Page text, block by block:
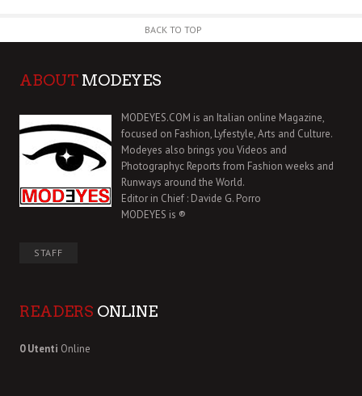
BACK TO TOP
ABOUT MODEYES
MODEYES.COM is an Italian online Magazine,
focused on Fashion, Lyfestyle, Arts and Culture.
Modeyes also brings you Videos and
Photographyc Reports from Fashion weeks and
Runways around the World.
Editor in Chief : Davide G. Porro
MODEYES is ®
STAFF
READERS ONLINE
0 Utenti Online